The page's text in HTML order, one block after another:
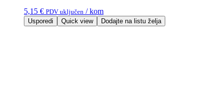
5,15 € PDV uključen / kom
Usporedi Quick view Dodajte na listu želja